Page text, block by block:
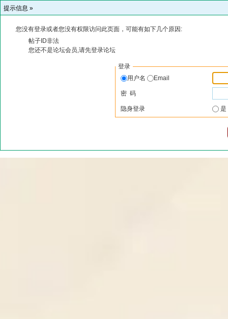
提示信息 »
您没有登录或者您没有权限访问此页面，可能有如下几个原因:
帖子ID非法
您还不是论坛会员,请先登录论坛
登录
用户名
Email
密 码
隐身登录